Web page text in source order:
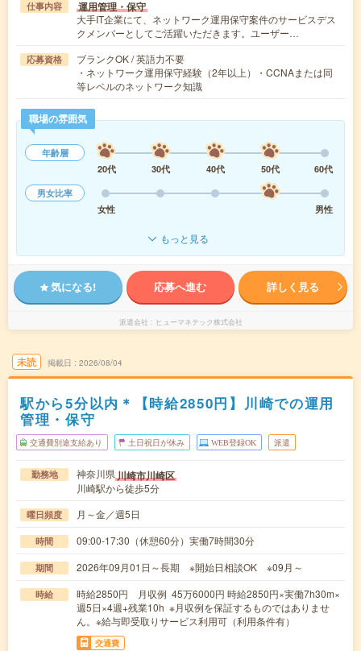
仕事内容 運用管理・保守
大手IT企業にて、ネットワーク運用保守案件のサービスデス
クメンバーとしてご活躍いただきます。ユーザー…
応募資格
ブランクOK / 英語力不要
・ネットワーク運用保守経験（2年以上）・CCNAまたは同
等レベルのネットワーク知識
職場の雰囲気
年齢層
20代
30代 40代 50代
60代
男女比率
女性
男性
もっと見る
気になる! 応募へ進む 詳しく見る
派遣会社 ヒューマネテック株式会社
未読 掲載日 2026/08/04
駅から5分以内＊【時給2850円】川崎での運用
管理・保守
交通費別途支給あり 土日祝日が休み WEB登録OK 派遣
勤務地 神奈川県川崎市川崎区
川崎駅から徒歩5分
曜日頻度 月～金／週5日
時間 09:00-17:30（休憩60分）実働7時間30分
期間 2026年09月01日～長期 ※開始日相談OK ※09月～
時給
時給2850円 月収例 45万6000円 時給2850円×実働7h30m×
週5日×4週+残業10h ※月収例を保証するものではありませ
ん。※給与即受取りサービス利用可（利用条件有）
交通費